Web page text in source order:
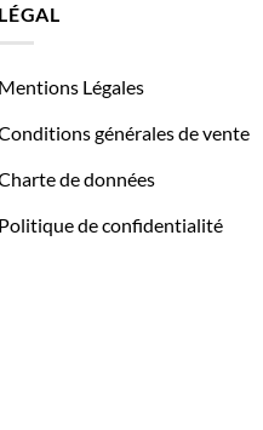
LÉGAL
Mentions Légales
générales de vente
de données
Politique de confidentialité